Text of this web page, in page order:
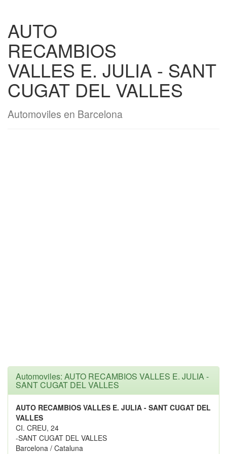
AUTO
RECAMBIOS
VALLES E. JULIA - SANT
CUGAT DEL VALLES
Automoviles en Barcelona
Automoviles: AUTO RECAMBIOS VALLES E. JULIA -
SANT CUGAT DEL VALLES
AUTO RECAMBIOS VALLES E. JULIA - SANT CUGAT DEL
VALLES
CI. CREU, 24
-SANT CUGAT DEL VALLES
Barcelona / Cataluna